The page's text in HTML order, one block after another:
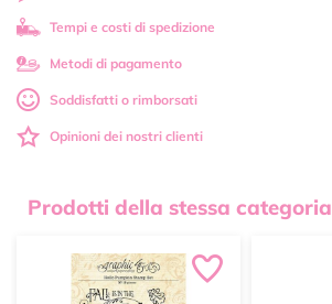
Tempi e costi di spedizione
Metodi di pagamento
Soddisfatti o rimborsati
Opinioni dei nostri clienti
Prodotti della stessa categoria